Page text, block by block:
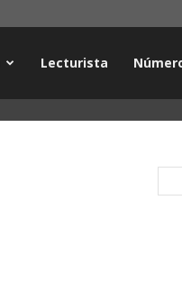
Lecturista